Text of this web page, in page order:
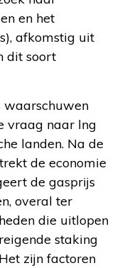
en het
afkomstig uit
dit soort
waarschuwen
vraag naar lng
landen. Na de
de economie
de gasprijs
overal ter
die uitlopen
staking
zijn factoren